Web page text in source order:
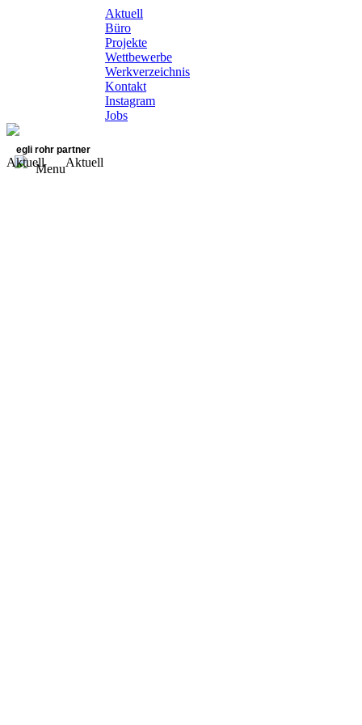
Aktuell
Büro
Projekte
Wettbewerbe
Werkverzeichnis
Kontakt
Instagram
Jobs
egli rohr partner
Menu
Aktuell Aktuell